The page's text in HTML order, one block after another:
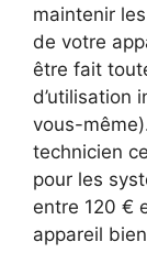
maintenir
de votre
être fait
d’utilisation
vous-
technicien
pour les
entre 120 €
appareil